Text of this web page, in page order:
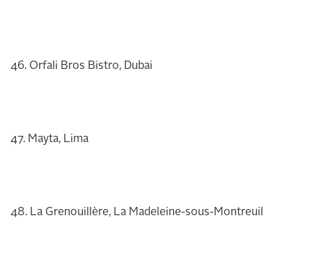
46. Orfali Bros Bistro, Dubai
47. Mayta, Lima
48. La Grenouillère, La Madeleine-sous-Montreuil